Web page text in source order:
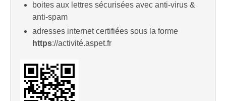
boites aux lettres sécurisées avec anti-virus &
anti-spam
adresses internet certifiées sous la forme
https://activité.aspet.fr